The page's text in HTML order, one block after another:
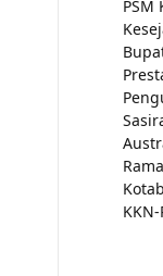
PSM